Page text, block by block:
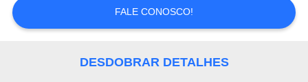
FALE CONOSCO!
DESDOBRAR DETALHES